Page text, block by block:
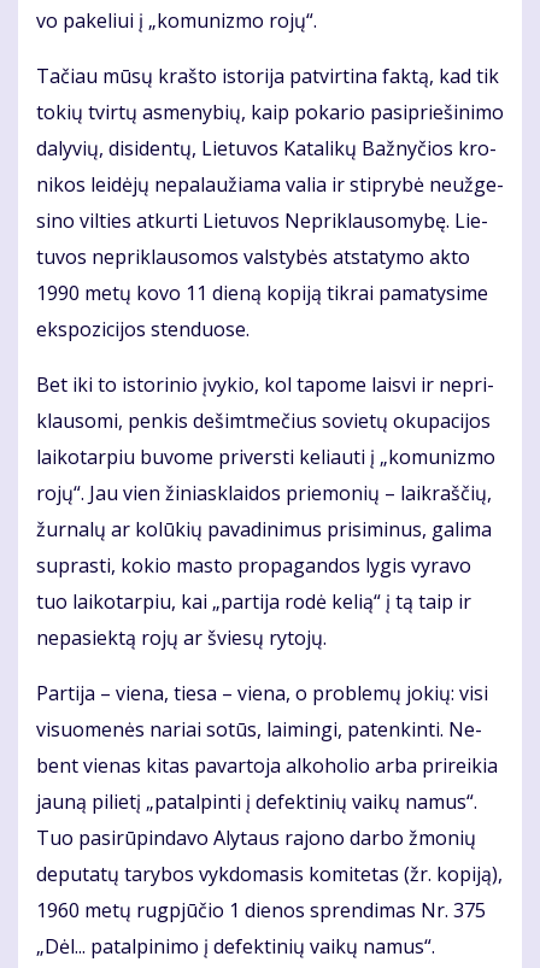
vo pa­ke­liui į „ko­mu­niz­mo ro­jų“.
Ta­čiau mū­sų kraš­to is­to­ri­ja pa­tvir­ti­na fak­tą, kad tik
to­kių tvir­tų as­me­ny­bių, kaip po­ka­rio pa­si­prie­ši­ni­mo
da­ly­vių, di­si­den­tų, Lie­tu­vos Ka­ta­li­kų Baž­ny­čios kro­
ni­kos lei­dė­jų ne­pa­lau­žia­ma va­lia ir stip­ry­bė ne­už­ge­
si­no vil­ties at­kur­ti Lie­tu­vos Ne­pri­klau­so­my­bę. Lie­
tu­vos ne­pri­klau­so­mos vals­ty­bės at­sta­ty­mo ak­to
1990 me­tų ko­vo 11 die­ną ko­pi­ją tik­rai pa­ma­ty­si­me
eks­po­zi­ci­jos sten­duo­se.
Bet iki to is­to­ri­nio įvy­kio, kol ta­po­me lais­vi ir ne­pri­
klau­so­mi, pen­kis de­šimt­me­čius so­vie­tų oku­pa­ci­jos
lai­ko­tar­piu bu­vo­me pri­vers­ti ke­liau­ti į „ko­mu­niz­mo
ro­jų“. Jau vien ži­niask­lai­dos prie­mo­nių – laik­raš­čių,
žur­na­lų ar ko­lū­kių pa­va­di­ni­mus pri­si­mi­nus, ga­li­ma
su­pras­ti, ko­kio mas­to pro­pa­gan­dos ly­gis vy­ra­vo
tuo lai­ko­tar­piu, kai „par­ti­ja ro­dė ke­lią“ į tą taip ir
ne­pa­siek­tą ro­jų ar švie­sų ry­to­jų.
Par­ti­ja – vie­na, tie­sa – vie­na, o pro­ble­mų jo­kių: vi­si
vi­suo­me­nės na­riai so­tūs, lai­min­gi, pa­ten­kin­ti. Ne­
bent vie­nas ki­tas pa­var­to­ja al­ko­ho­lio ar­ba pri­rei­kia
jau­ną pi­lie­tį „pa­tal­pin­ti į de­fek­ti­nių vai­kų na­mus“.
Tuo pa­si­rū­pin­da­vo Aly­taus ra­jo­no dar­bo žmo­nių
de­pu­ta­tų ta­ry­bos vyk­do­ma­sis ko­mi­te­tas (žr. ko­pi­ją),
1960 me­tų rug­pjū­čio 1 die­nos spren­di­mas Nr. 375
„Dėl... pa­tal­pi­ni­mo į de­fek­ti­nių vai­kų na­mus“.